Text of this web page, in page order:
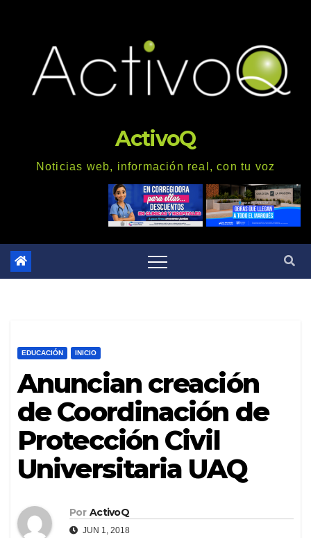
ActivoQ
Noticias web, información real, con tu voz
EDUCACIÓN INICIO
Anuncian creación
de Coordinación de
Protección Civil
Universitaria UAQ
Por ActivoQ
JUN 1, 2018